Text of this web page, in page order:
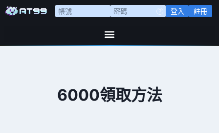
登入 註冊
6000領取方法